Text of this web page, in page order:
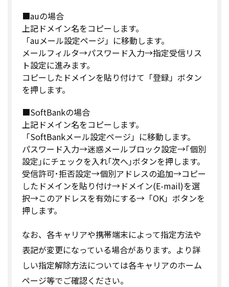
■auの場合
上記ドメイン名をコピーします。
「auメール設定ページ」に移動します。
メールフィルタ→パスワード入力→指定受信リス
ト設定に進みます。
コピーしたドメインを貼り付けて「登録」ボタン
を押します。
■SoftBankの場合
上記ドメイン名をコピーします。
「SoftBankメール設定ページ」に移動します。
パスワード入力→迷惑メールブロック設定→｢個別
設定｣にチェックを入れ｢次へ｣ボタンを押します。
受信許可･拒否設定→個別アドレスの追加→コピー
したドメインを貼り付け→ドメイン(E-mail)を選
択→このアドレスを有効にする→「OK」ボタンを
押します。
なお、各キャリアや携帯端末によって指定方法や
表記が変更になっている場合があります。より詳
しい指定解除方法については各キャリアのホーム
ページ等でご確認ください。